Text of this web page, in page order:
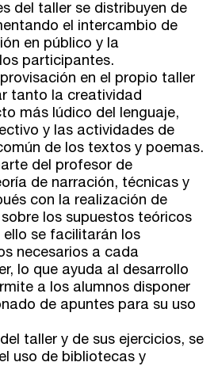
626
horas
del taller se distribuyen de
el intercambio de
en público y la
participantes.
en el propio taller
tanto la creatividad
más lúdico del lenguaje,
y las actividades de
de los textos y poemas.
del profesor de
de narración, técnicas y
con la realización de
los supuestos teóricos
se facilitarán los
necesarios a cada
lo que ayuda al desarrollo
a los alumnos disponer
de apuntes para su uso
taller y de sus ejercicios, se
uso de bibliotecas y